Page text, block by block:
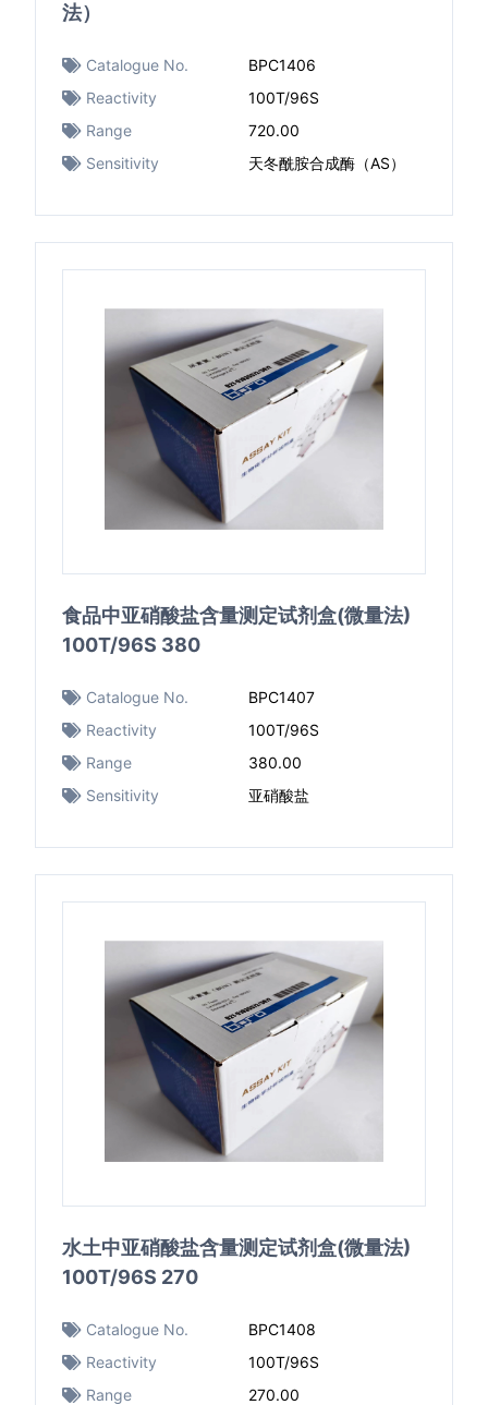
法）
Catalogue No.
BPC1406
Reactivity
100T/96S
Range
720.00
Sensitivity
天冬酰胺合成酶（AS）
食品中亚硝酸盐含量测定试剂盒(微量法)
100T/96S 380
Catalogue No.
BPC1407
Reactivity
100T/96S
Range
380.00
Sensitivity
亚硝酸盐
水土中亚硝酸盐含量测定试剂盒(微量法)
100T/96S 270
Catalogue No.
BPC1408
Reactivity
100T/96S
Range
270.00